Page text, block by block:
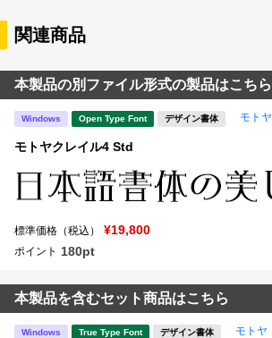
関連商品
本製品の別ファイル形式の製品はこちら
Windows Open Type Font デザイン書体 モトヤ
モトヤクレイル4 Std
標準価格（税込） ¥19,800
ポイント 180pt
本製品を含むセット商品はこちら
Windows True Type Font デザイン書体 モトヤ